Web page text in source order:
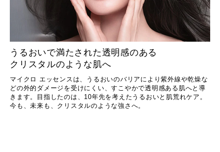
うるおいで満たされた透明感のある
クリスタルのような肌へ
マイクロ エッセンスは、うるおいのバリアにより紫外線や乾燥な
どの外的ダメージを受けにくい、すこやかで透明感ある肌へと導
きます。目指したのは、10年先を考えたうるおいと肌荒れケア。
今も、未来も、クリスタルのような強さへ。